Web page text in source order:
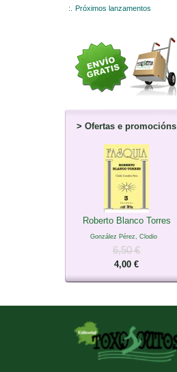
:.
Próximos lanzamentos
> Ofertas e promocións
Roberto Blanco Torres
González Pérez, Clodio
6,50 €
4,00 €